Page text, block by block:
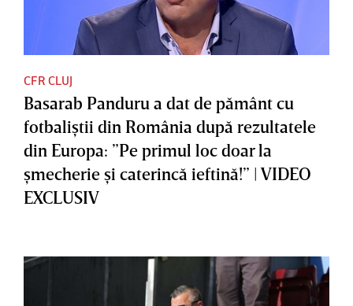
CFR CLUJ
Basarab Panduru a dat de pământ cu
fotbaliştii din România după rezultatele
din Europa: ”Pe primul loc doar la
şmecherie şi caterincă ieftină!” | VIDEO
EXCLUSIV